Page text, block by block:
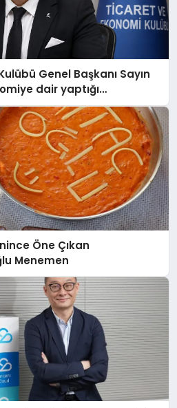
Genel Başkanı Sayın
dair yaptığı
Öne Çıkan
Menemen